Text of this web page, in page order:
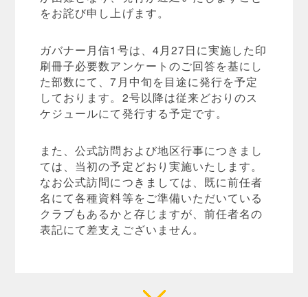
をお詫び申し上げます。
ガバナー月信1号は、4月27日に実施した印
刷冊子必要数アンケートのご回答を基にし
た部数にて、7月中旬を目途に発行を予定
しております。2号以降は従来どおりのス
ケジュールにて発行する予定です。
また、公式訪問および地区行事につきまし
ては、当初の予定どおり実施いたします。
なお公式訪問につきましては、既に前任者
名にて各種資料等をご準備いただいている
クラブもあるかと存じますが、前任者名の
表記にて差支えございません。